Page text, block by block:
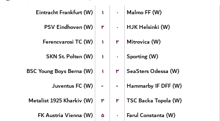
Eintracht Frankfurt (W)
۱ ۰
Malmo FF (W)
PSV Eindhoven (W)
۲ ۰
HJK Helsinki (W)
Ferencvarosi TC (W)
۱ ۲
Mitrovica (W)
SKN St. Polten (W)
۱ ۰
Sporting (W)
BSC Young Boys Berna (W)
۱ ۳
SeaSters Odessa (W)
Juventus FC (W)
- -
Hammarby IF DFF (W)
Metalist 1925 Kharkiv (W)
۳ ۲
TSC Backa Topola (W)
FK Austria Vienna (W)
۵ ۰
Farul Constanta (W)